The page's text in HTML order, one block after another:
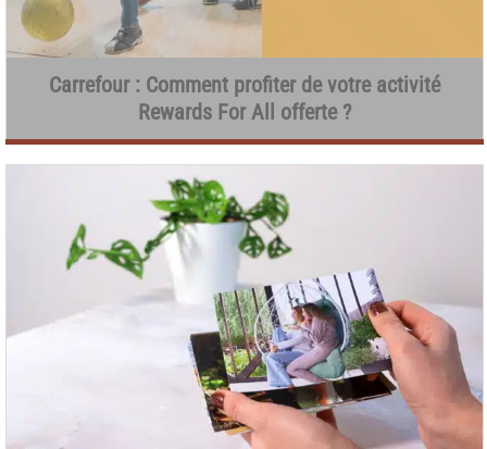
Carrefour : Comment profiter de votre activité
Rewards For All offerte ?